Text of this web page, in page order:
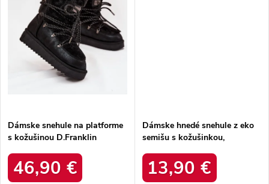
Dámske snehule na platforme
s kožušinou D.Franklin
46,90 €
Dámske hnedé snehule z eko
semišu s kožušinkou,
LEOPARD
13,90 €